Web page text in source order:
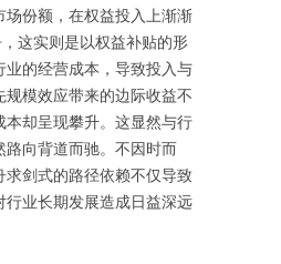
份额，在权益投入上渐渐
这实则是以权益补贴的形
的经营成本，导致投入与
规模效应带来的边际收益不
却呈现攀升。这显然与行
路向背道而驰。不因时而
剑式的路径依赖不仅导致
业长期发展造成日益深远